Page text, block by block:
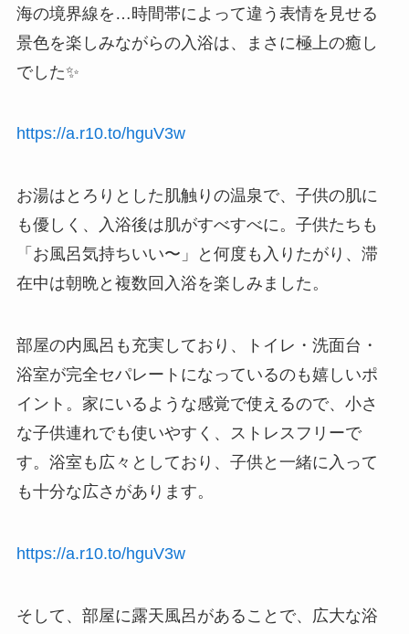
海の境界線を…時間帯によって違う表情を見せる
景色を楽しみながらの入浴は、まさに極上の癒し
でした✨
https://a.r10.to/hguV3w
お湯はとろりとした肌触りの温泉で、子供の肌に
も優しく、入浴後は肌がすべすべに。子供たちも
「お風呂気持ちいい〜」と何度も入りたがり、滞
在中は朝晩と複数回入浴を楽しみました。
部屋の内風呂も充実しており、トイレ・洗面台・
浴室が完全セパレートになっているのも嬉しいポ
イント。家にいるような感覚で使えるので、小さ
な子供連れでも使いやすく、ストレスフリーで
す。浴室も広々としており、子供と一緒に入って
も十分な広さがあります。
https://a.r10.to/hguV3w
そして、部屋に露天風呂があることで、広大な浴